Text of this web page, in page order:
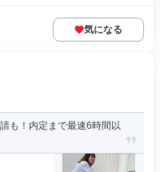
気になる
も！内定まで最速6時間以